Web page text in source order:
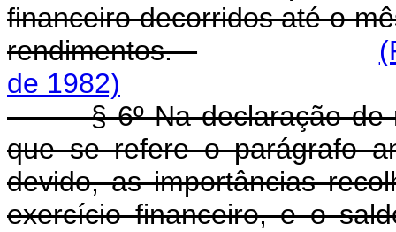
financeiro decorridos até o
rendimentos.
de 1982)
§ 6º Na declaração de
que se refere o parágrafo
devido, as importâncias
exercício financeiro, e o